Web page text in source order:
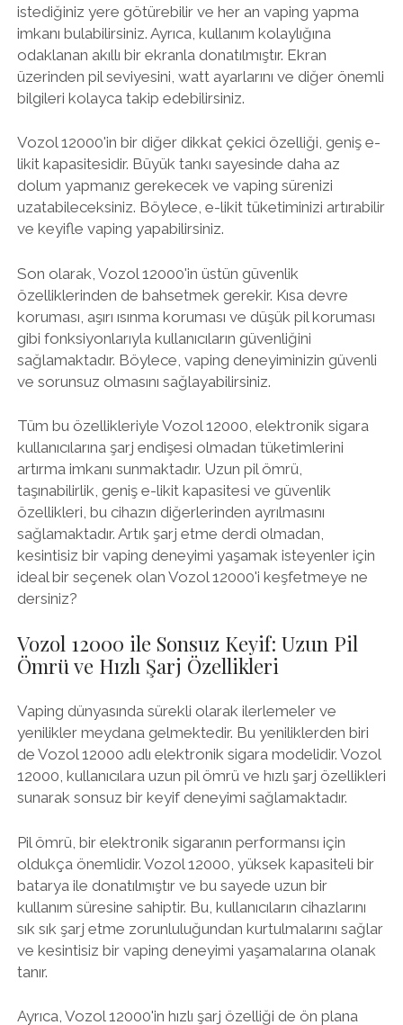
istediğiniz yere götürebilir ve her an vaping yapma
imkanı bulabilirsiniz. Ayrıca, kullanım kolaylığına
odaklanan akıllı bir ekranla donatılmıştır. Ekran
üzerinden pil seviyesini, watt ayarlarını ve diğer önemli
bilgileri kolayca takip edebilirsiniz.
Vozol 12000'in bir diğer dikkat çekici özelliği, geniş e-
likit kapasitesidir. Büyük tankı sayesinde daha az
dolum yapmanız gerekecek ve vaping sürenizi
uzatabileceksiniz. Böylece, e-likit tüketiminizi artırabilir
ve keyifle vaping yapabilirsiniz.
Son olarak, Vozol 12000'in üstün güvenlik
özelliklerinden de bahsetmek gerekir. Kısa devre
koruması, aşırı ısınma koruması ve düşük pil koruması
gibi fonksiyonlarıyla kullanıcıların güvenliğini
sağlamaktadır. Böylece, vaping deneyiminizin güvenli
ve sorunsuz olmasını sağlayabilirsiniz.
Tüm bu özellikleriyle Vozol 12000, elektronik sigara
kullanıcılarına şarj endişesi olmadan tüketimlerini
artırma imkanı sunmaktadır. Uzun pil ömrü,
taşınabilirlik, geniş e-likit kapasitesi ve güvenlik
özellikleri, bu cihazın diğerlerinden ayrılmasını
sağlamaktadır. Artık şarj etme derdi olmadan,
kesintisiz bir vaping deneyimi yaşamak isteyenler için
ideal bir seçenek olan Vozol 12000'i keşfetmeye ne
dersiniz?
Vozol 12000 ile Sonsuz Keyif: Uzun Pil
Ömrü ve Hızlı Şarj Özellikleri
Vaping dünyasında sürekli olarak ilerlemeler ve
yenilikler meydana gelmektedir. Bu yeniliklerden biri
de Vozol 12000 adlı elektronik sigara modelidir. Vozol
12000, kullanıcılara uzun pil ömrü ve hızlı şarj özellikleri
sunarak sonsuz bir keyif deneyimi sağlamaktadır.
Pil ömrü, bir elektronik sigaranın performansı için
oldukça önemlidir. Vozol 12000, yüksek kapasiteli bir
batarya ile donatılmıştır ve bu sayede uzun bir
kullanım süresine sahiptir. Bu, kullanıcıların cihazlarını
sık sık şarj etme zorunluluğundan kurtulmalarını sağlar
ve kesintisiz bir vaping deneyimi yaşamalarına olanak
tanır.
Ayrıca, Vozol 12000'in hızlı şarj özelliği de ön plana